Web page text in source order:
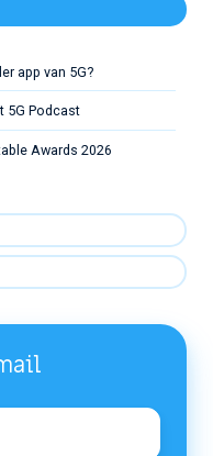
app van 5G?
5G Podcast
Awards 2026